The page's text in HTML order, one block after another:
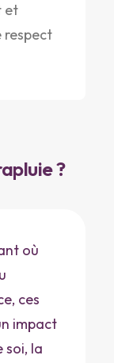
et
?
où
ces
impact
soi, la